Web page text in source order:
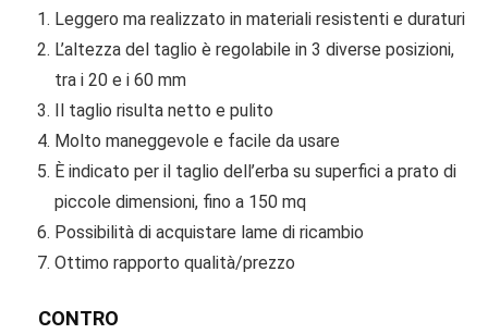
Leggero ma realizzato in materiali resistenti e duraturi
L’altezza del taglio è regolabile in 3 diverse posizioni,
tra i 20 e i 60 mm
Il taglio risulta netto e pulito
Molto maneggevole e facile da usare
È indicato per il taglio dell’erba su superfici a prato di
piccole dimensioni, fino a 150 mq
Possibilità di acquistare lame di ricambio
Ottimo rapporto qualità/prezzo
CONTRO